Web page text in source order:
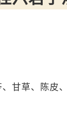
甘草、陈皮